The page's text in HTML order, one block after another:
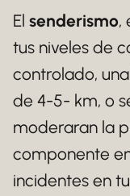
El senderismo,
tus niveles de
controlado,
de 4-5- km, o
moderaran la
componente
incidentes en